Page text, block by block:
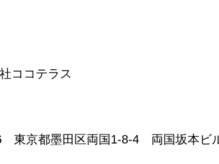
コテラス
東京都墨田区両国1-8-4 両国坂本ビ